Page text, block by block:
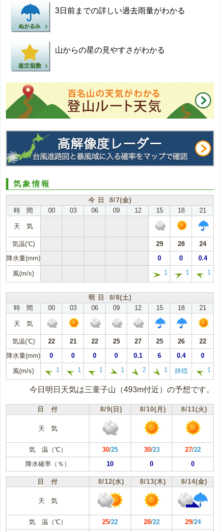
3日前までの詳しい過去雨量がわかる
山からの星の見やすさがわかる
気象情報
今 日 8/7(金)
時 間
00 03 06 09 12 15 18 21
天 気
気温(℃) 29 28
24
降水量(mm)
0 0 0.4
風(m/s) 1 1 1
明 日 8/8(土)
時 間
00 03 06 09 12 15 18 21
天 気
気温(℃) 22 21 22 25 27 25 26
22
降水量(mm)
0 0 0 0 0.1 6 0.4 0
風(m/s) 1 1 1 1 2 1 静穏 1
今日明日天気は三童子山（493m付近）の予想です。
日 付 8/9(日) 8/10(月) 8/11(火)
天 気
気 温（℃） 30/25 30/23 27/22
降水確率（％）
10 0 0
日 付 8/12(水) 8/13(木) 8/14(金)
天 気
気 温（℃） 25/22 28/22 29/24